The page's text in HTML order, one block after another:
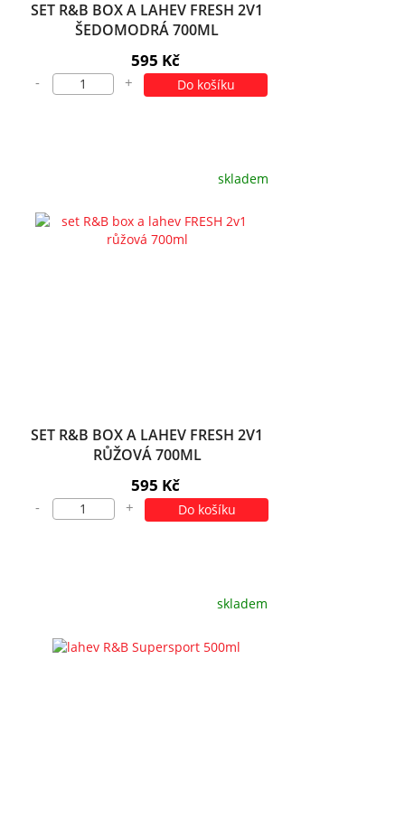
SET R&B BOX A LAHEV FRESH 2V1
ŠEDOMODRÁ 700ML
595 Kč
- + Do košíku
skladem
SET R&B BOX A LAHEV FRESH 2V1
RŮŽOVÁ 700ML
595 Kč
- + Do košíku
skladem